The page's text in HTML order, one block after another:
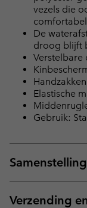
vezels die
De
droog blijft
Verstelbare
Elastische
Gebruik:
Samenstelling
Verzending